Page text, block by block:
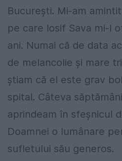
Bucureşti. Mi-am
pe care Iosif Sava mi-l
ani. Numai că de data
de melancolie şi mare
ştiam că el este grav
spital. Câteva
aprindeam în sfeşnicul
Doamnei o lumânare
sufletului său generos.